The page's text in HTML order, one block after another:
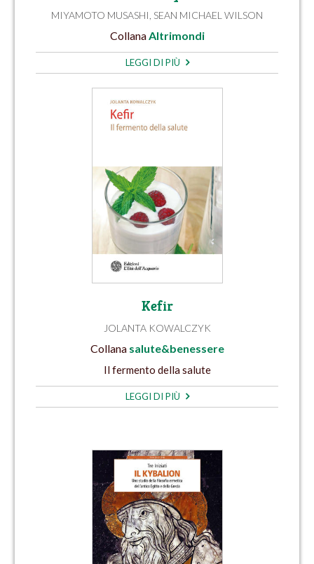
MIYAMOTO MUSASHI SEAN MICHAEL WILSON
CollanaAltrimondi
LEGGI DI PIÙ
Kefir
JOLANTA KOWALCZYK
Collana salute&benessere
Il fermento della salute
LEGGI DI PIÙ